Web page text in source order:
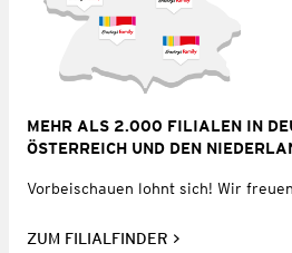
MEHR ALS 2.000 FILIALEN IN
ÖSTERREICH UND DEN
Vorbeischauen lohnt sich! Wir
ZUM FILIALFINDER